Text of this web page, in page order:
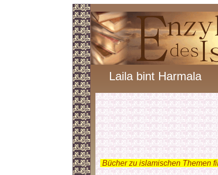
Laila bint Harmala
Bücher zu islamischen Themen